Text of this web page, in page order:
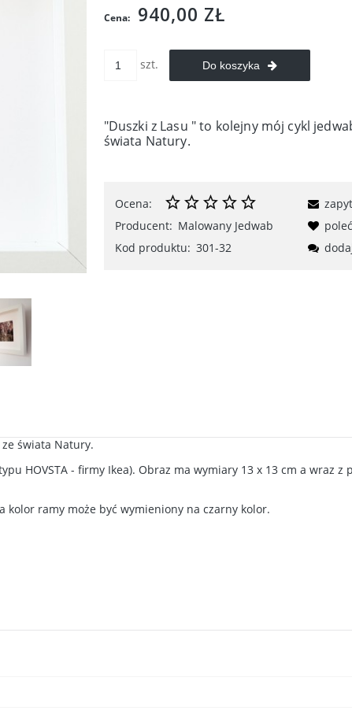
Cena: 940,00 ZŁ
szt. Do koszyka
"Duszki z Lasu " to kolejny mój cykl
świata Natury.
Ocena:
Producent: Malowany Jedwab
Kod produktu: 301-32
świata Natury.
HOVSTA - firmy Ikea). Obraz ma wymiary 13 x 13 cm a wraz z
kolor ramy może być wymieniony na czarny kolor.